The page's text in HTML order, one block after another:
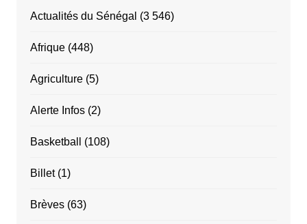
Actualités du Sénégal (3 546)
Afrique(448)
Agriculture(5)
Alerte Infos(2)
Basketball (108)
Billet(1)
Brèves(63)